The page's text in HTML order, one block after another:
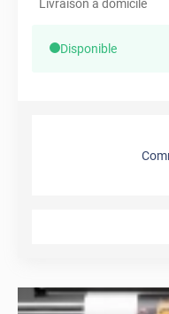
Livraison à domicile
Disponible